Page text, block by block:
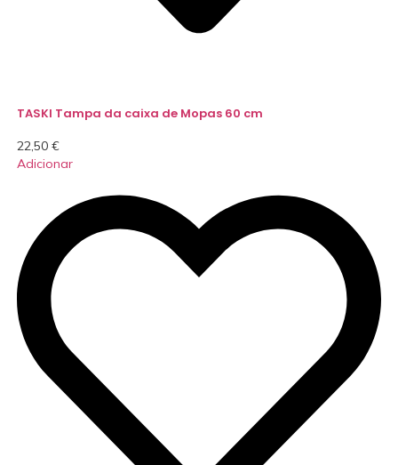
TASKI Tampa da caixa de Mopas 60 cm
22,50 €
Adicionar